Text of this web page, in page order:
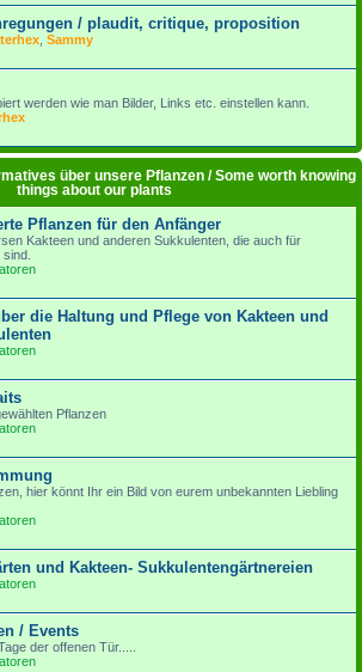
/ plaudit, critique, proposition
Sammy
werden wie man Bilder, Links etc. einstellen kann.
über unsere Pflanzen / Some worth knowing
things about our plants
Pflanzen für den Anfänger
Kakteen und anderen Sukkulenten, die auch für
die Haltung und Pflege von Kakteen und
Pflanzen
hier könnt Ihr ein Bild von eurem unbekannten Liebling
und Kakteen- Sukkulentengärtnereien
/ Events
der offenen Tür.....